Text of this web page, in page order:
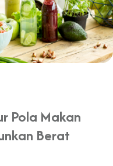
Pola Makan
Berat